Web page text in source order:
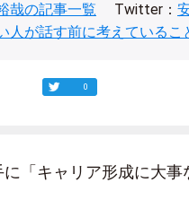
哉の記事一覧 Twitter：
人が話す前に考えているこ
0
「キャリア形成に大